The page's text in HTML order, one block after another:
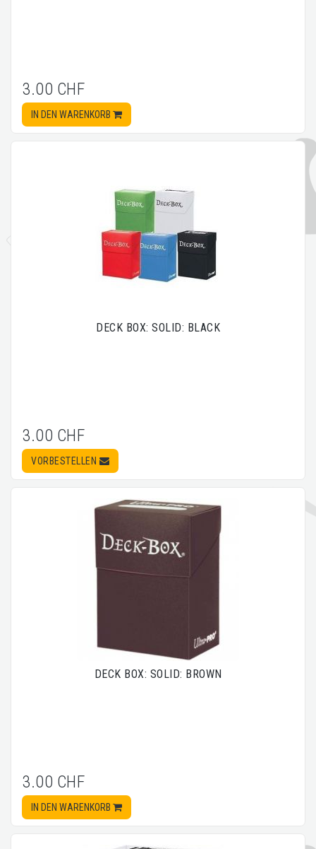
3.00 CHF
IN DEN WARENKORB
DECK BOX: SOLID: BLACK
3.00 CHF
VORBESTELLEN
DECK BOX: SOLID: BROWN
3.00 CHF
IN DEN WARENKORB